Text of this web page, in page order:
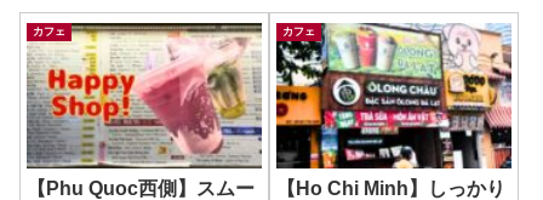
カフェ
【Phu Quoc西側】スムー
カフェ
【Ho Chi Minh】しっかり